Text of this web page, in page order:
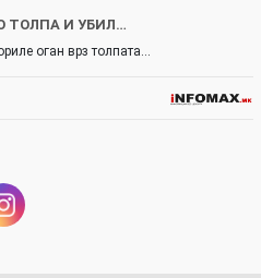
ТОЛПА И УБИЛ…
оган врз толпата…